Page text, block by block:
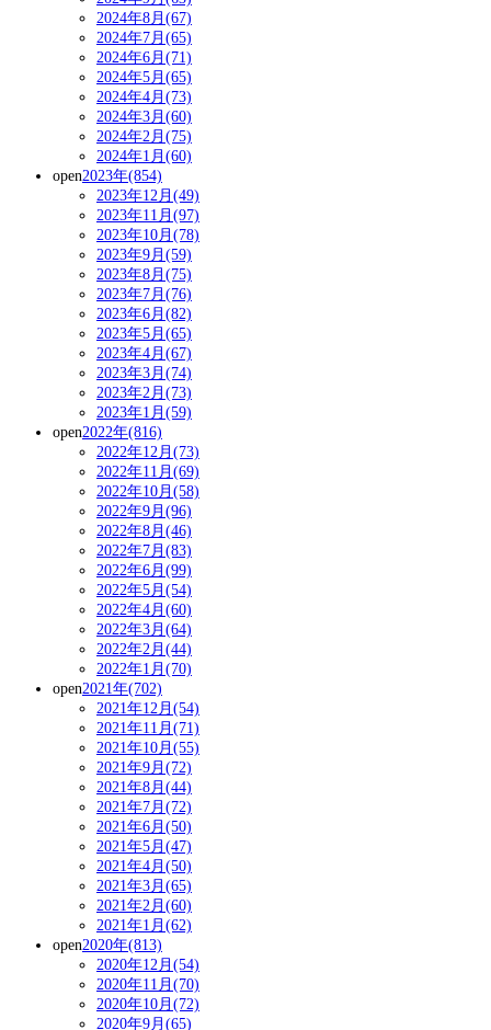
2024年8月(67)
2024年7月(65)
2024年6月(71)
2024年5月(65)
2024年4月(73)
2024年3月(60)
2024年2月(75)
2024年1月(60)
open2023年(854)
2023年12月(49)
2023年11月(97)
2023年10月(78)
2023年9月(59)
2023年8月(75)
2023年7月(76)
2023年6月(82)
2023年5月(65)
2023年4月(67)
2023年3月(74)
2023年2月(73)
2023年1月(59)
open2022年(816)
2022年12月(73)
2022年11月(69)
2022年10月(58)
2022年9月(96)
2022年8月(46)
2022年7月(83)
2022年6月(99)
2022年5月(54)
2022年4月(60)
2022年3月(64)
2022年2月(44)
2022年1月(70)
open2021年(702)
2021年12月(54)
2021年11月(71)
2021年10月(55)
2021年9月(72)
2021年8月(44)
2021年7月(72)
2021年6月(50)
2021年5月(47)
2021年4月(50)
2021年3月(65)
2021年2月(60)
2021年1月(62)
open2020年(813)
2020年12月(54)
2020年11月(70)
2020年10月(72)
2020年9月(65)